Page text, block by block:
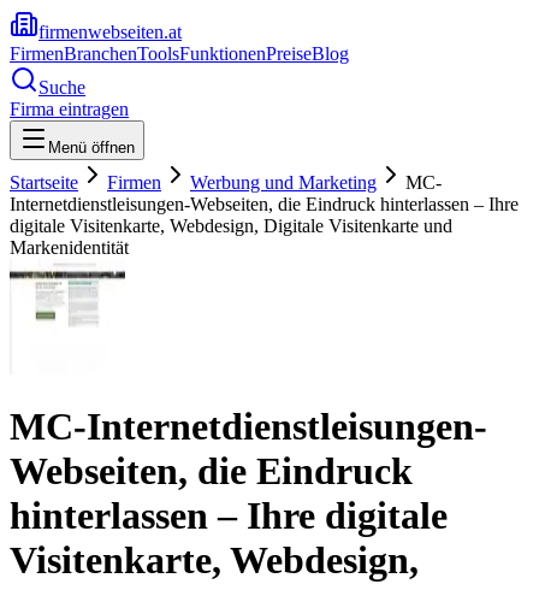
firmenwebseiten.at
FirmenBranchenToolsFunktionenPreiseBlog
Suche
Firma eintragen
Menü öffnen
Startseite Firmen Werbung und Marketing
MC-
Internetdienstleisungen-Webseiten, die Eindruck hinterlassen – Ihre
digitale Visitenkarte, Webdesign, Digitale Visitenkarte und
Markenidentität
MC-Internetdienstleisungen-
Webseiten, die Eindruck
hinterlassen – Ihre digitale
Visitenkarte, Webdesign,